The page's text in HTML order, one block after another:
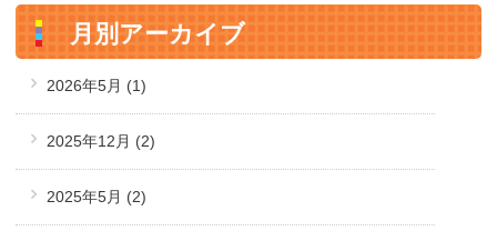
月別アーカイブ
2026年5月 (1)
2025年12月 (2)
2025年5月 (2)